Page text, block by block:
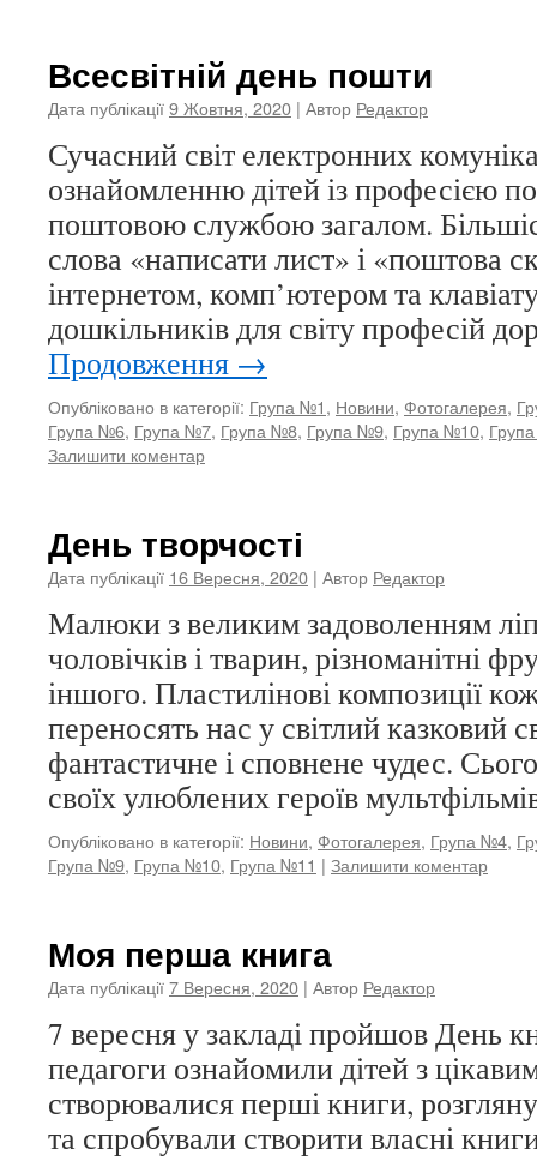
Всесвітній день пошти
Дата публікації9 Жовтня, 2020 | Автор Редактор
Сучасний світ електронних
ознайомленню дітей із професією
поштовою службою загалом.
слова «написати лист» і «поштова
інтернетом, комп’ютером та
дошкільників для світу професій
Продовження →
Опубліковано в категорії: Група №1, Новини, Фотогалерея,
Група №6, Група №7, Група №8, Група №9, Група №10,
Залишити коментар
День творчості
Дата публікації 16 Вересня, 2020 | Автор Редактор
Малюки з великим задоволенням
чоловічків і тварин, різноманітні
іншого. Пластилінові композиції
переносять нас у світлий казковий
фантастичне і сповнене чудес.
своїх улюблених героїв
Опубліковано в категорії: Новини, Фотогалерея, Група №4,
Група №9, Група №10, Група №11 | Залишити коментар
Моя перша книга
Дата публікації7 Вересня, 2020 | Автор Редактор
7 вересня у закладі пройшов День
педагоги ознайомили дітей з
створювалися перші книги,
та спробували створити власні